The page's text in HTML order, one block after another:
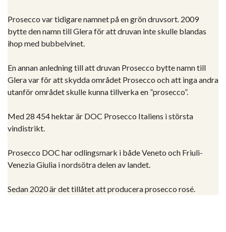
Prosecco var tidigare namnet på en grön druvsort. 2009
bytte den namn till Glera för att druvan inte skulle blandas
ihop med bubbelvinet.
En annan anledning till att druvan Prosecco bytte namn till
Glera var för att skydda området Prosecco och att inga andra
utanför området skulle kunna tillverka en ”prosecco”.
Med 28 454 hektar är DOC Prosecco Italiens i största
vindistrikt.
Prosecco DOC har odlingsmark i både Veneto och Friuli-
Venezia Giulia i nordsötra delen av landet.
Sedan 2020 är det tillåtet att producera prosecco rosé.